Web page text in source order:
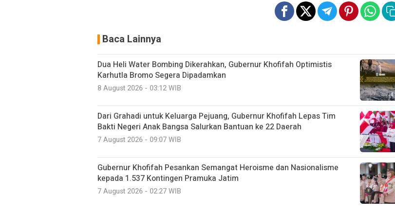
Baca Lainnya
Dua Heli Water Bombing Dikerahkan, Gubernur Khofifah Optimistis
Karhutla Bromo Segera Dipadamkan
8 August 2026 - 03:12 WIB
Dari Grahadi untuk Keluarga Pejuang, Gubernur Khofifah Lepas Tim
Bakti Negeri Anak Bangsa Salurkan Bantuan ke 22 Daerah
7 August 2026 - 09:07 WIB
Gubernur Khofifah Pesankan Semangat Heroisme dan Nasionalisme
kepada 1.537 Kontingen Pramuka Jatim
7 August 2026 - 02:27 WIB